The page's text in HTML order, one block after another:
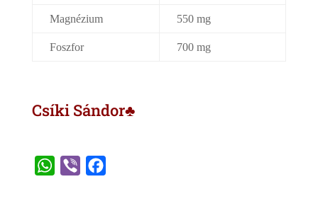
Magnézium 550 mg
Foszfor 700 mg
Csíki Sándor♣